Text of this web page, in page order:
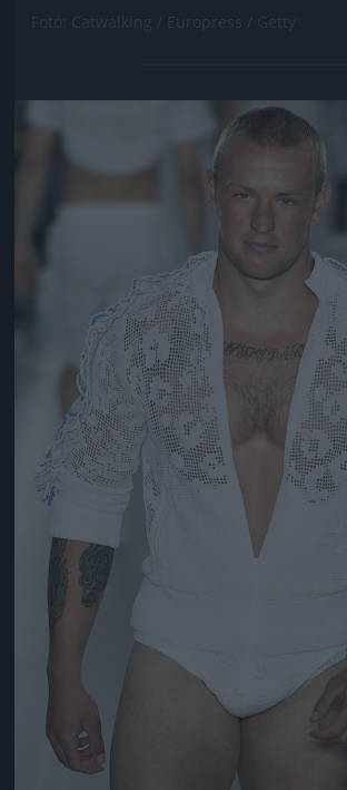
Jön még kép!